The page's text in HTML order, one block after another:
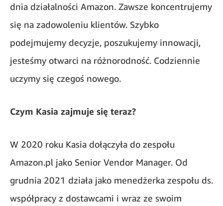
dnia działalności Amazon. Zawsze koncentrujemy
się na zadowoleniu klientów. Szybko
podejmujemy decyzje, poszukujemy innowacji,
jesteśmy otwarci na różnorodność. Codziennie
uczymy się czegoś nowego.
Czym Kasia zajmuje się teraz?
W 2020 roku Kasia dołączyła do zespołu
Amazon.pl jako Senior Vendor Manager. Od
grudnia 2021 działa jako menedżerka zespołu ds.
współpracy z dostawcami i wraz ze swoim